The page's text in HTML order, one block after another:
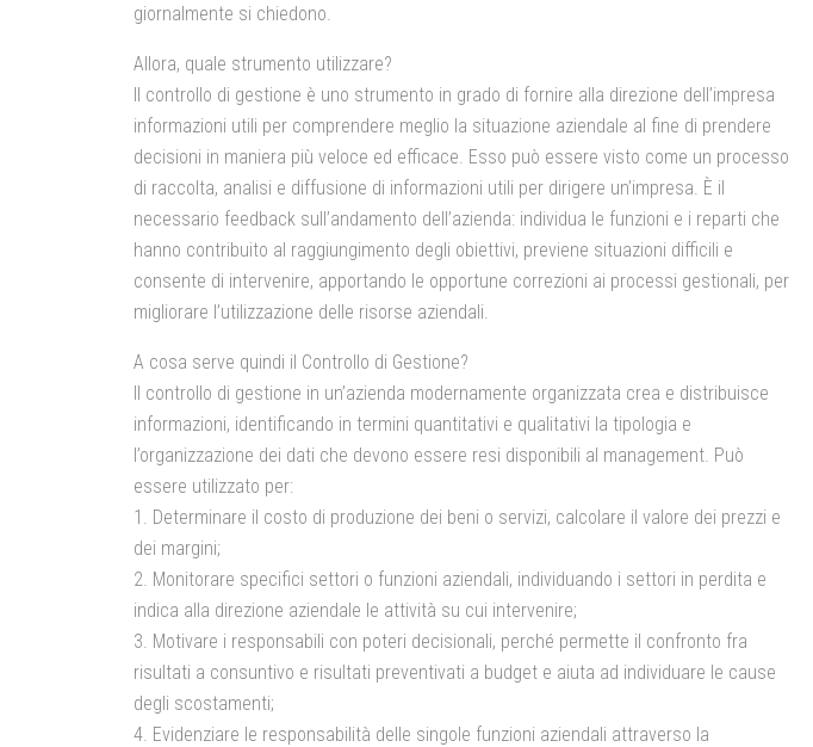
giornalmente si chiedono.
Allora, quale strumento utilizzare?
Il controllo di gestione è uno strumento in grado di fornire alla direzione dell’impresa
informazioni utili per comprendere meglio la situazione aziendale al fine di prendere
decisioni in maniera più veloce ed efficace. Esso può essere visto come un processo
di raccolta, analisi e diffusione di informazioni utili per dirigere un’impresa. È il
necessario feedback sull’andamento dell’azienda: individua le funzioni e i reparti che
hanno contribuito al raggiungimento degli obiettivi, previene situazioni difficili e
consente di intervenire, apportando le opportune correzioni ai processi gestionali, per
migliorare l’utilizzazione delle risorse aziendali.
A cosa serve quindi il Controllo di Gestione?
Il controllo di gestione in un’azienda modernamente organizzata crea e distribuisce
informazioni, identificando in termini quantitativi e qualitativi la tipologia e
l’organizzazione dei dati che devono essere resi disponibili al management. Può
essere utilizzato per:
1. Determinare il costo di produzione dei beni o servizi, calcolare il valore dei prezzi e
dei margini;
2. Monitorare specifici settori o funzioni aziendali, individuando i settori in perdita e
indica alla direzione aziendale le attività su cui intervenire;
3. Motivare i responsabili con poteri decisionali, perché permette il confronto fra
risultati a consuntivo e risultati preventivati a budget e aiuta ad individuare le cause
degli scostamenti;
4. Evidenziare le responsabilità delle singole funzioni aziendali attraverso la